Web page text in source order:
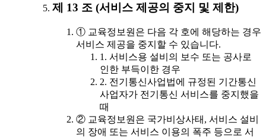
제 13 조 (서비스 제공의 중지 및 제한)
① 교육정보원은 다음 각 호에 해당하는 경우
서비스 제공을 중지할 수 있습니다.
1. 서비스용 설비의 보수 또는 공사로
인한 부득이한 경우
2. 전기통신사업법에 규정된 기간통신
사업자가 전기통신 서비스를 중지했을
때
② 교육정보원은 국가비상사태, 서비스 설비
의 장애 또는 서비스 이용의 폭주 등으로 서